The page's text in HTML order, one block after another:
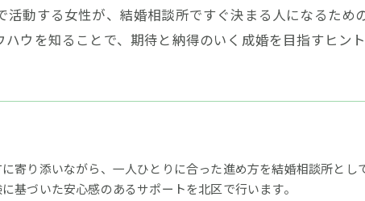
動する女性が、結婚相談所ですぐ決まる人になるため
ウを知ることで、期待と納得のいく成婚を目指すヒント
寄り添いながら、一人ひとりに合った進め方を結婚相談所と
基づいた安心感のあるサポートを北区で行います。